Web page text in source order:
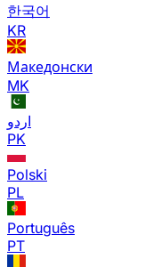
한국어
KR
Македонски
MK
اردو
PK
Polski
PL
Português
PT